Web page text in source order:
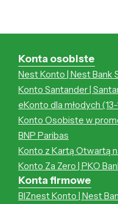
Konta osobiste
Nest Konto | Nest Bank
Konto Santander |
eKonto dla młodych
Konto Osobiste w
BNP Paribas
Konto z Kartą Otwartą
Konto Za Zero | PKO
Konta firmowe
BIZnest Konto | Nest